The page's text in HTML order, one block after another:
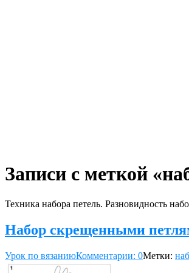
Записи с меткой
Техника набора петель. Разновидность
Набор скрещенными
Урок по вязаниюКомментарии: 0Метки: